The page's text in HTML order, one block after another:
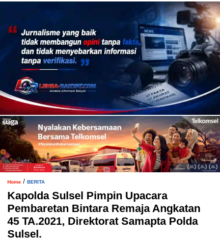
Home / BERITA
Kapolda Sulsel Pimpin Upacara
Pembaretan Bintara Remaja Angkatan
45 TA.2021, Direktorat Samapta Polda
Sulsel.